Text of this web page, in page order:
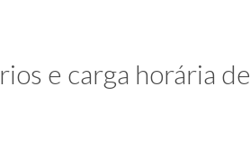
e carga horária de